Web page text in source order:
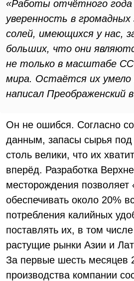
«Работы отчётного года
уверенность в громадных
солей, имеющихся у нас,
больших, что они
не только в масштабе
мира. Остаётся их умело
написал Преображенский
Он не ошибся. Согласно
данным, запасы сырья
столь велики, что их
вперёд. Разработка
месторождения
обеспечивать около 20%
потребления калийных
поставлять их, в том
растущие рынки Азии и
За первые шесть месяцев
производства компании